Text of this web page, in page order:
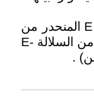
1) كل الأمازيغ على التحور الجيني E – M81 المنحدر من
السلالة الجينية E – M35 المنحدرة بدورها من السلالة E-